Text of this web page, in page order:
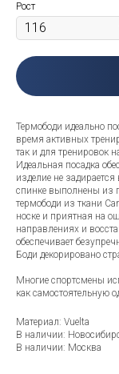
Рост
Термободи идеально
время активных
так и для тренировок
Идеальная посадка
изделие не
спинке выполнены из
термободи из ткани
носке и приятная на
направлениях и
обеспечивает
Боди декорировано
Многие спортсмены
как самостоятельную
Материал: Vuelta
В наличии:
В наличии: Москва